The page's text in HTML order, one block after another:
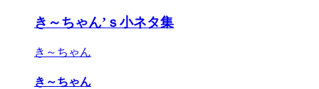
き～ちゃん’ｓ小ネタ集
き～ちゃん
き～ちゃん